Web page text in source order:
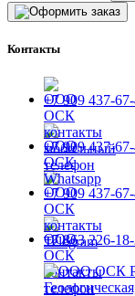
Контакты
+7 909 437-
+7 909 437-
+7 909 437-
+7 863 226-